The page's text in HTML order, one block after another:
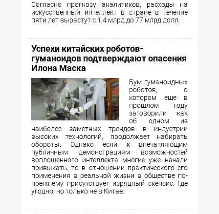
Согласно прогнозу аналитиков, расходы на
искусственный интеллект в стране в течение
пяти лет вырастут с 1,4 млрд до 77 млрд долл.
Успехи китайских роботов-
гуманоидов подтверждают опасения
Илона Маска
Бум гуманоидных
роботов, о
котором еще в
прошлом году
заговорили как
об одном из
наиболее заметных трендов в индустрии
высоких технологий, продолжает набирать
обороты. Однако если к впечатляющим
публичным демонстрациям возможностей
воплощенного интеллекта многие уже начали
привыкать, то в отношении практического его
применения в реальной жизни в обществе по-
прежнему присутствует изрядный скепсис. Где
угодно, но только не в Китае.